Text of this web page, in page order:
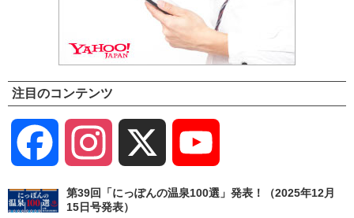
注目のコンテンツ
Facebook Instagram
Channel
第39回「にっぽんの温泉100選」発表！（2025年12月
15日号発表）